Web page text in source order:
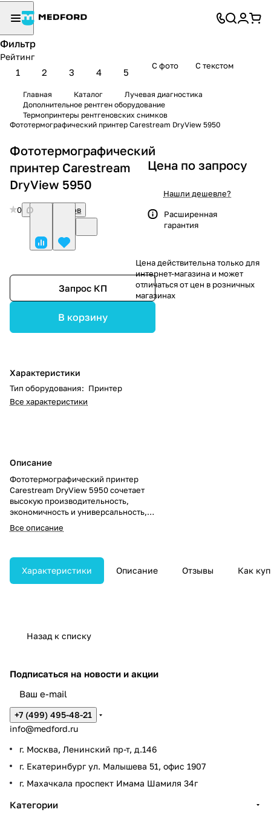
Фильтр
Рейтинг
1 2 3 4 5
С фото С текстом
Главная Каталог
Лучевая диагностика
Дополнительное рентген оборудование
Термопринтеры рентгеновских снимков
Фототермографический принтер Carestream DryView 5950
Фототермографический
принтер Carestream
DryView 5950
0 Нет отзывов
Запрос КП
В корзину
Характеристики
Тип оборудования: Принтер
Все характеристики
Описание
Фототермографический принтер
Carestream DryView 5950 сочетает
высокую производительность,
экономичность и универсальность,
обеспечивая качественную печать
изображений для всех видов
рентгенографию, маммографию, КТ
и МРТ.
Все описание
Цена по запросу
Нашли дешевле?
Расширенная
гарантия
Цена действительна только для
интернет-магазина и может
отличаться от цен в розничных
магазинах
Характеристики Описание Отзывы Как
Назад к списку
Подписаться на новости и акции
+7 (499) 495-48-21
info@medford.ru
г. Москва, Ленинский пр-т, д.146
г. Екатеринбург ул. Малышева 51, офис 1907
г. Махачкала проспект Имама Шамиля 34г
Категории